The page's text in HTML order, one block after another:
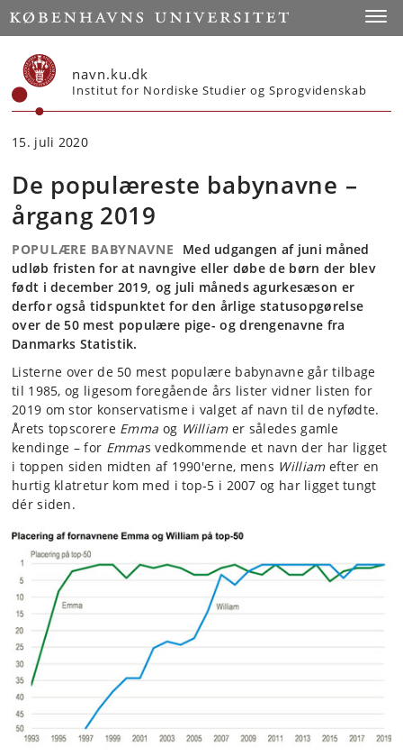
Start
navn.ku.dk
Institut for Nordiske Studier og Sprogvidenskab
15. juli 2020
De populæreste babynavne –
årgang 2019
POPULÆRE BABYNAVNE
Med udgangen af juni måned
udløb fristen for at navngive eller døbe de børn der blev
født i december 2019, og juli måneds agurkesæson er
derfor også tidspunktet for den årlige statusopgørelse
over de 50 mest populære pige- og drengenavne fra
Danmarks Statistik.
Listerne over de 50 mest populære babynavne går tilbage
til 1985, og ligesom foregående års lister vidner listen for
2019 om stor konservatisme i valget af navn til de nyfødte.
Årets topscorere Emma og Williamer således gamle
kendinge – for Emmas vedkommende et navn der har ligget
i toppen siden midten af 1990'erne, mens Williamefter en
hurtig klatretur kom med i top-5 i 2007 og har ligget tungt
dér siden.